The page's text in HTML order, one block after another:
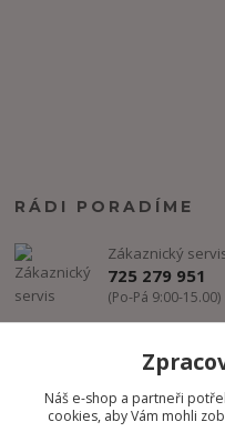
RÁDI PORADÍME
Zákaznický
725 279 951
(Po-Pá 9:00-15.00)
Náš e-shop a partneři
cookies, aby Vám mohli